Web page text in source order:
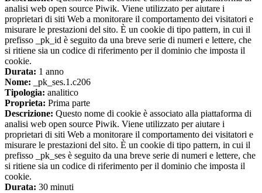
analisi web open source Piwik. Viene utilizzato per aiutare i
proprietari di siti Web a monitorare il comportamento dei visitatori e
misurare le prestazioni del sito. È un cookie di tipo pattern, in cui il
prefisso _pk_id è seguito da una breve serie di numeri e lettere, che
si ritiene sia un codice di riferimento per il dominio che imposta il
cookie.
Durata: 1 anno
Nome: _pk_ses.1.c206
Tipologia: analitico
Proprieta: Prima parte
Descrizione: Questo nome di cookie è associato alla piattaforma di
analisi web open source Piwik. Viene utilizzato per aiutare i
proprietari di siti Web a monitorare il comportamento dei visitatori e
misurare le prestazioni del sito. È un cookie di tipo pattern, in cui il
prefisso _pk_ses è seguito da una breve serie di numeri e lettere, che
si ritiene sia un codice di riferimento per il dominio che imposta il
cookie.
Durata: 30 minuti